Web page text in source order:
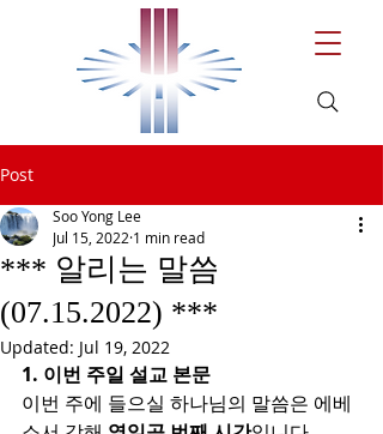
Post
*** 알리는 말씀
(07.15.2022) ***
Soo Yong Lee
Jul 15, 2022 1 min read
Updated: Jul 19, 2022
1. 이번 주일 설교 본문
이번 주에 들으실 하나님의 말씀은 에베